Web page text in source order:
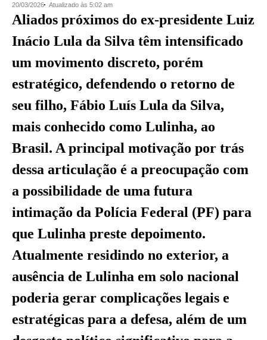
20/03/2026 Atualizado às 5:02 am
Aliados próximos do ex-presidente Luiz
Inácio Lula da Silva têm intensificado
um movimento discreto, porém
estratégico, defendendo o retorno de
seu filho, Fábio Luís Lula da Silva,
mais conhecido como Lulinha, ao
Brasil. A principal motivação por trás
dessa articulação é a preocupação com
a possibilidade de uma futura
intimação da Polícia Federal (PF) para
que Lulinha preste depoimento.
Atualmente residindo no exterior, a
ausência de Lulinha em solo nacional
poderia gerar complicações legais e
estratégicas para a defesa, além de um